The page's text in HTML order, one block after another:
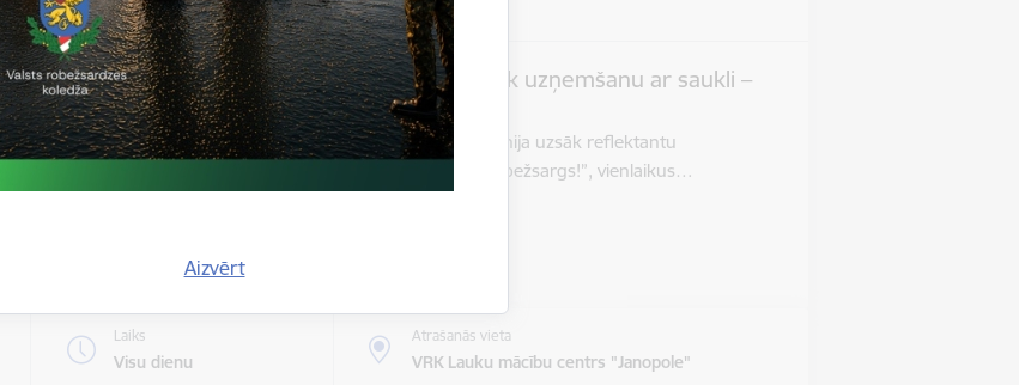
Aizvērt
pārvaldēs
Valsts robežsardzes koledža uzsāk uzņemšanu ar saukli –
“Viens gads un esi robežsargs!”
Valsts robežsardzes koledža (VRK) no 1. jūnija uzsāk reflektantu
uzņemšanu ar saukli “Viens gads un esi robežsargs!”, vienlaikus…
Laiks
Visu dienu
Atrašanās vieta
VRK Lauku mācību centrs "Janopole"